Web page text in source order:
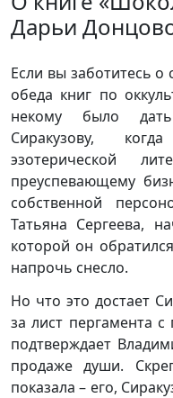
Дарьи
Если вы заботитесь о
обеда книг по
некому было
Сиракузову,
эзотерической
преуспевающему
собственной
Татьяна Сергеева,
которой он
напрочь снесло.
Но что это достает
за лист пергамента
подтверждает
продаже души.
показала – его,